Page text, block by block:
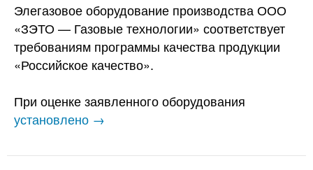
Элегазовое оборудование производства ООО
«ЗЭТО — Газовые технологии» соответствует
требованиям программы качества продукции
«Российское качество».
При оценке заявленного оборудования
установлено →